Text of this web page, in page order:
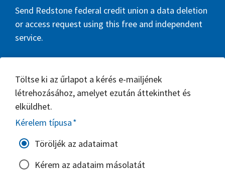
Send Redstone federal credit union a data deletion
or access request using this free and independent
service.
Töltse ki az űrlapot a kérés e-mailjének
létrehozásához, amelyet ezután áttekinthet és
elküldhet.
Kérelem típusa*
Töröljék az adataimat
Kérem az adataim másolatát